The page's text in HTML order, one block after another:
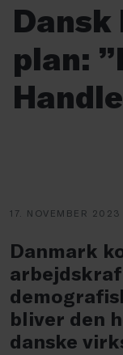
Dansk
plan:
17. NOVEMBER 2023
Danmark
bliver den
danske